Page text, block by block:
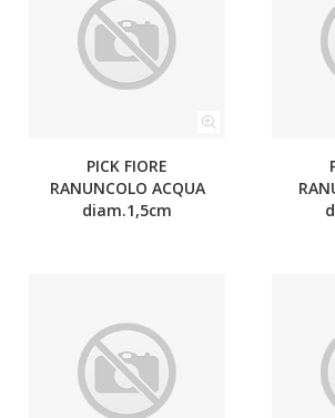
PICK FIORE
RANUNCOLO ACQUA
diam.1,5cm